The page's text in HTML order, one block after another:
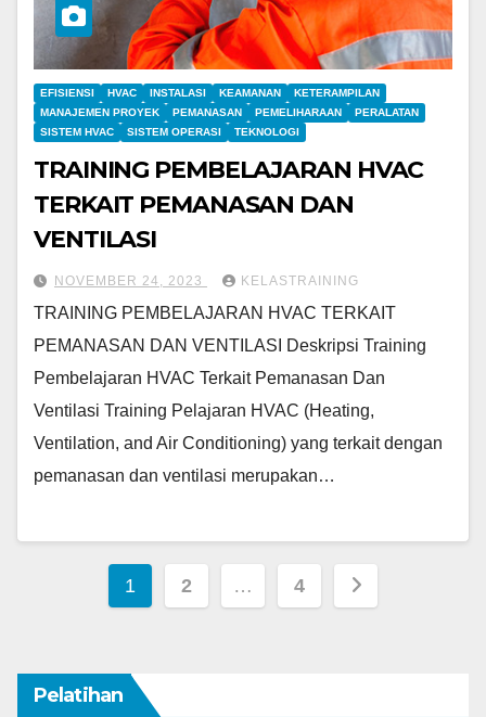
EFISIENSI HVAC INSTALASI KEAMANAN
KETERAMPILAN
MANAJEMEN PROYEK
PEMANASAN PEMELIHARAAN
PERALATAN
SISTEM HVAC
SISTEM OPERASI TEKNOLOGI
TRAINING PEMBELAJARAN HVAC
TERKAIT PEMANASAN DAN
VENTILASI
NOVEMBER 24, 2023 KELASTRAINING
TRAINING PEMBELAJARAN HVAC TERKAIT
PEMANASAN DAN VENTILASI Deskripsi Training
Pembelajaran HVAC Terkait Pemanasan Dan
Ventilasi Training Pelajaran HVAC (Heating,
Ventilation, and Air Conditioning) yang terkait dengan
pemanasan dan ventilasi merupakan…
Posts
1 2 … 4
Pelatihan